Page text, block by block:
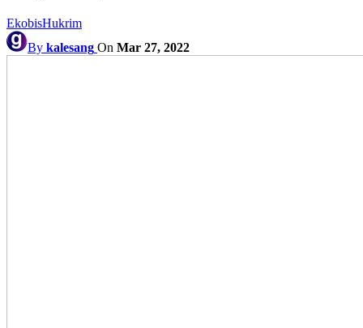
EkobisHukrim
By kalesang On Mar 27, 2022